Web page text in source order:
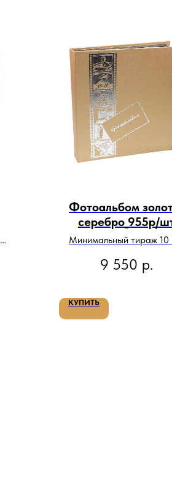
Фотоальбом
серебро_955р/
Минимальный тираж 10
9 550 р.
КУПИТЬ